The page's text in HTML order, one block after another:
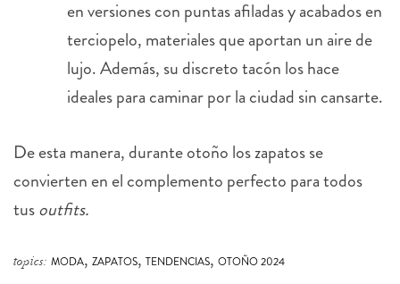
en versiones con puntas afiladas y acabados en
terciopelo, materiales que aportan un aire de
lujo. Además, su discreto tacón los hace
ideales para caminar por la ciudad sin cansarte.
De esta manera, durante otoño los zapatos se
convierten en el complemento perfecto para todos
tusoutfits.
topics: MODA, ZAPATOS, TENDENCIAS, OTOÑO 2024